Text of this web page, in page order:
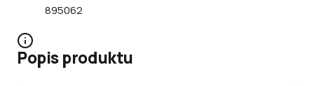
895062
Popis produktu